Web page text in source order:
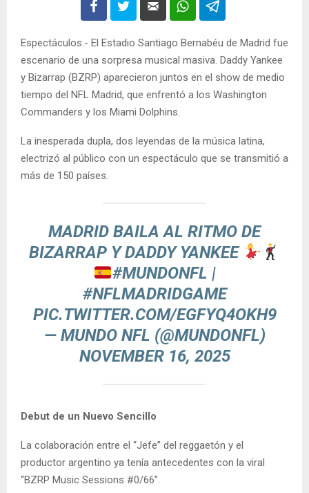
Espectáculos.- El Estadio Santiago Bernabéu de Madrid fue
escenario de una sorpresa musical masiva. Daddy Yankee
y Bizarrap (BZRP) aparecieron juntos en el show de medio
tiempo del NFL Madrid, que enfrentó a los Washington
Commanders y los Miami Dolphins.
La inesperada dupla, dos leyendas de la música latina,
electrizó al público con un espectáculo que se transmitió a
más de 150 países.
MADRID BAILA AL RITMO DE
BIZARRAP Y DADDY YANKEE
#MUNDONFL |
#NFLMADRIDGAME
PIC.TWITTER.COM/EGFYQ4OKH9
— MUNDO NFL (@MUNDONFL)
NOVEMBER 16, 2025
Debut de un Nuevo Sencillo
La colaboración entre el “Jefe” del reggaetón y el
productor argentino ya tenía antecedentes con la viral
“BZRP Music Sessions #0/66”.